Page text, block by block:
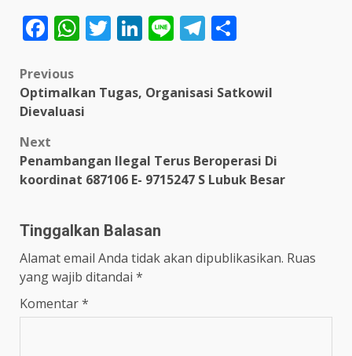
Facebook
WhatsApp
Twitter
LinkedIn
LineTelegram
Post
navigation
Previous
Optimalkan Tugas, Organisasi Satkowil
Dievaluasi
Next
Penambangan Ilegal Terus Beroperasi Di
koordinat 687106 E- 9715247 S Lubuk Besar
Tinggalkan Balasan
Alamat email Anda tidak akan dipublikasikan. Ruas
yang wajib ditandai *
Komentar*